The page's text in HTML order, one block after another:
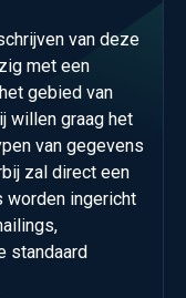
van deze
met een
gebied van
willen graag het
van gegevens
zal direct een
worden ingericht
standaard